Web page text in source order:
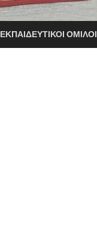
ΕΚΠΑΙΔΕΥΤΙΚΟΙ ΟΜΙΛΟΙ